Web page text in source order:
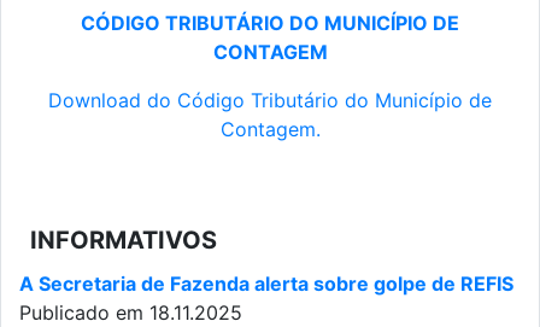
CÓDIGO TRIBUTÁRIO DO MUNICÍPIO DE
CONTAGEM
Download do Código Tributário do Município de
Contagem.
INFORMATIVOS
A Secretaria de Fazenda alerta sobre golpe de REFIS
Publicado em 18.11.2025